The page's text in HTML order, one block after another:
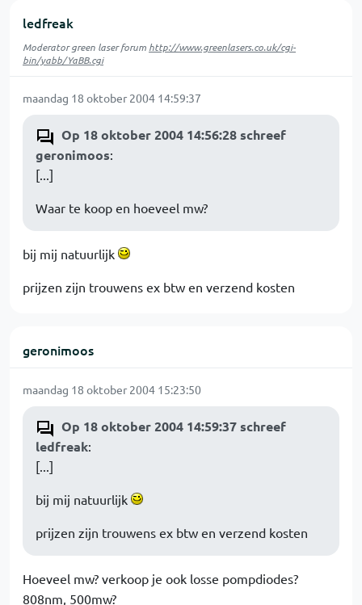
ledfreak
Moderator green laser forum http://www.greenlasers.co.uk/cgi-
bin/yabb/YaBB.cgi
maandag 18 oktober 2004 14:59:37
Op 18 oktober 2004 14:56:28 schreef
geronimoos:
[...]
Waar te koop en hoeveel mw?
bij mij natuurlijk
prijzen zijn trouwens ex btw en verzend kosten
geronimoos
maandag 18 oktober 2004 15:23:50
Op 18 oktober 2004 14:59:37 schreef
ledfreak:
[...]
bij mij natuurlijk
prijzen zijn trouwens ex btw en verzend kosten
Hoeveel mw? verkoop je ook losse pompdiodes?
808nm, 500mw?